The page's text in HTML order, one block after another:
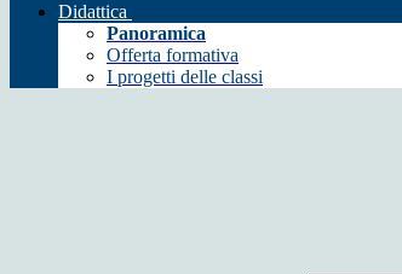
Didattica
Panoramica
Offerta formativa
I progetti delle classi